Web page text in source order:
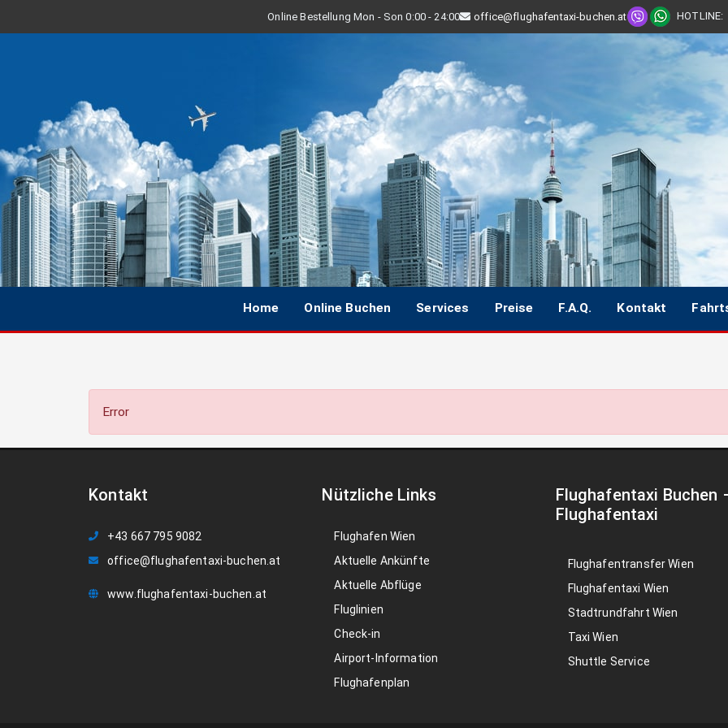
Online Bestellung Mon - Son 0:00 - 24:00 office@flughafentaxi-buchen.at HOTLINE:
Home Online Buchen Services Preise F.A.Q. Kontakt
Error
Kontakt
+43 667 795 9082
office@flughafentaxi-buchen.at
www.flughafentaxi-buchen.at
Nützliche Links
Flughafen Wien
Aktuelle Ankünfte
Aktuelle Abflüge
Fluglinien
Check-in
Airport-Information
Flughafenplan
Flughafentaxi Buchen
Flughafentaxi
Flughafentransfer Wien
Flughafentaxi Wien
Stadtrundfahrt Wien
Taxi Wien
Shuttle Service